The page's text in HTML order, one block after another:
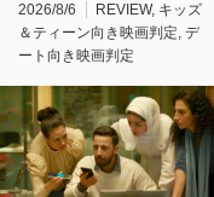
2026/8/6 REVIEW, キッズ
＆ティーン向き映画判定, デ
ート向き映画判定